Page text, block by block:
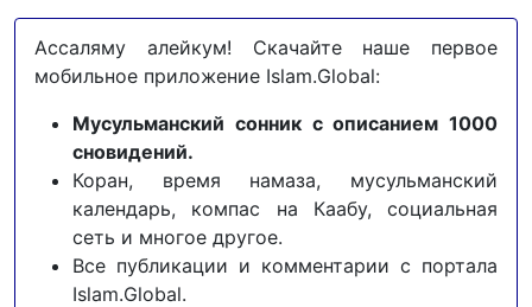
Ассаляму алейкум! Скачайте наше первое
мобильное приложение Islam.Global:
Мусульманский сонник с описанием 1000
сновидений.
Коран, время намаза, мусульманский
календарь, компас на Каабу, социальная
сеть и многое другое.
Все публикации и комментарии с портала
Islam.Global.